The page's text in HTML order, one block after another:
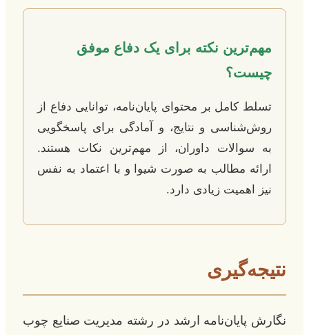
مهم‌ترین نکته برای یک دفاع موفق
چیست؟
تسلط کامل بر محتوای پایان‌نامه، توانایی دفاع از
روش‌شناسی و نتایج، و آمادگی برای پاسخگویی
به سوالات داوران، از مهم‌ترین نکات هستند.
ارائه مطالب به صورت شیوا و با اعتماد به نفس
نیز اهمیت زیادی دارد.
نتیجه‌گیری
نگارش پایان‌نامه ارشد در رشته مدیریت صنایع چوب